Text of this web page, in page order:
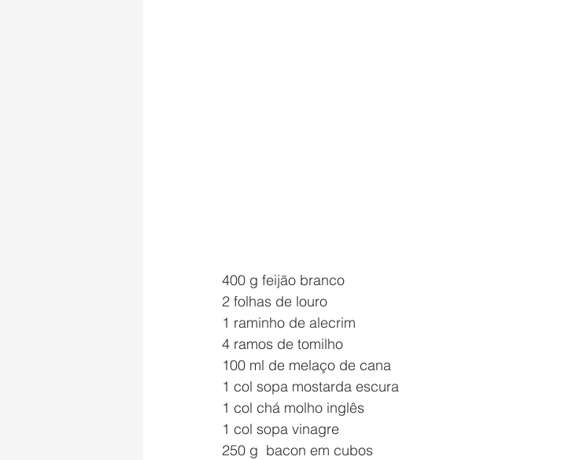
400 g feijão branco
2 folhas de louro
1 raminho de alecrim
4 ramos de tomilho
100 ml de melaço de cana
1 col sopa mostarda escura
1 col chá molho inglês
1 col sopa vinagre
250 g  bacon em cubos